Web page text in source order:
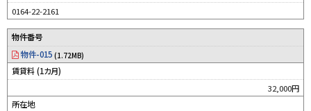
0164-22-2161
物件番号
物件-015 (1.72MB)
賃貸料 (1カ月)
32,000円
所在地